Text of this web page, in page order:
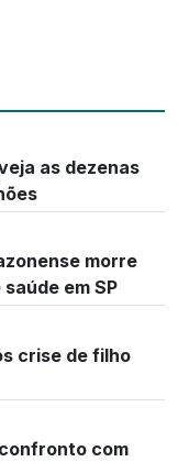
as dezenas
morre
em SP
crise de filho
com